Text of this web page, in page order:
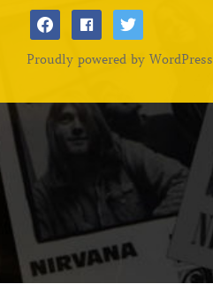
facebookfacebooktwitter
Proudly powered by WordPress